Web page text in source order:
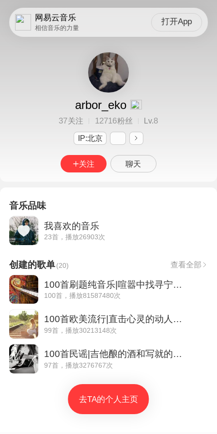
网易云音乐
相信音乐的力量
打开App
arbor_eko
37关注 12716粉丝 Lv.8
IP:北京
关注 聊天
音乐品味
我喜欢的音乐
23首，播放26903次
创建的歌单(20) 查看全部
100首刷题纯音乐|喧嚣中找寻宁静的片刻
100首，播放81587480次
100首欧美流行|直击心灵的动人旋律
99首，播放30213148次
100首民谣|吉他酿的酒和写就的故事
97首，播放3276767次
去TA的个人主页